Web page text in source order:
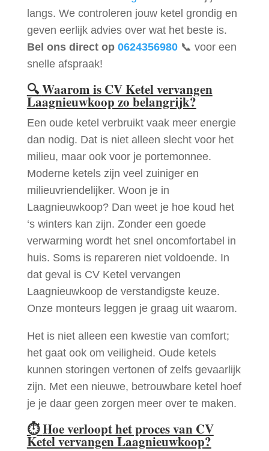
langs. We controleren jouw ketel grondig en
geven eerlijk advies over wat het beste is.
Bel ons direct op 0624356980📞 voor een
snelle afspraak!
🔍Waarom is CV Ketel vervangen
Laagnieuwkoop zo belangrijk?
Een oude ketel verbruikt vaak meer energie
dan nodig. Dat is niet alleen slecht voor het
milieu, maar ook voor je portemonnee.
Moderne ketels zijn veel zuiniger en
milieuvriendelijker. Woon je in
Laagnieuwkoop? Dan weet je hoe koud het
‘s winters kan zijn. Zonder een goede
verwarming wordt het snel oncomfortabel in
huis. Soms is repareren niet voldoende. In
dat geval is CV Ketel vervangen
Laagnieuwkoop de verstandigste keuze.
Onze monteurs leggen je graag uit waarom.
Het is niet alleen een kwestie van comfort;
het gaat ook om veiligheid. Oude ketels
kunnen storingen vertonen of zelfs gevaarlijk
zijn. Met een nieuwe, betrouwbare ketel hoef
je je daar geen zorgen meer over te maken.
⏱Hoe verloopt het proces van CV
Ketel vervangen Laagnieuwkoop?